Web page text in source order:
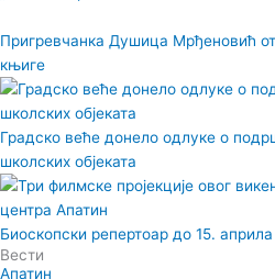
Пригревчанка Душица Мрђеновић
књиге
Градско веће донело одлуке о
школских објеката
Биоскопски репертоар до 15. априла
Вести
Апатин